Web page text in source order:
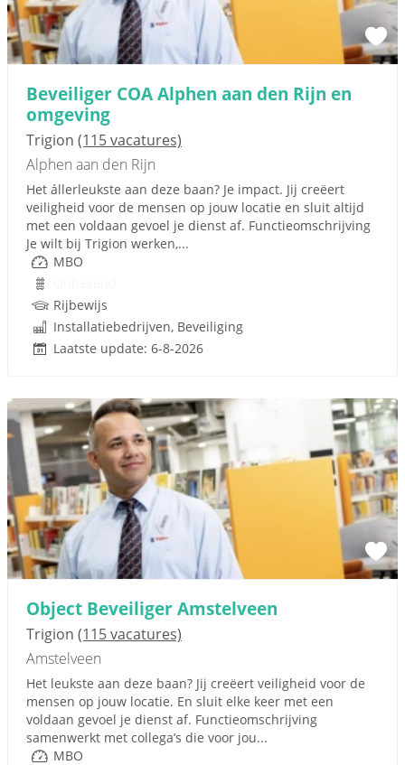
Beveiliger COA Alphen aan den Rijn en
omgeving
Trigion (115 vacatures)
Alphen aan den Rijn
Het állerleukste aan deze baan? Je impact. Jij creëert
veiligheid voor de mensen op jouw locatie en sluit altijd
met een voldaan gevoel je dienst af. Functieomschrijving
Je wilt bij Trigion werken,...
MBO
Rijbewijs
Installatiebedrijven, Beveiliging
Laatste update: 6-8-2026
Object Beveiliger Amstelveen
Trigion (115 vacatures)
Amstelveen
Het leukste aan deze baan? Jij creëert veiligheid voor de
mensen op jouw locatie. En sluit elke keer met een
voldaan gevoel je dienst af. Functieomschrijving
samenwerkt met collega’s die voor jou...
MBO